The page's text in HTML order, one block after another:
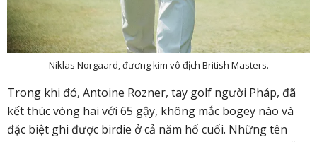
Niklas Norgaard, đương kim vô địch British Masters.
Trong khi đó, Antoine Rozner, tay golf người Pháp, đã
kết thúc vòng hai với 65 gậy, không mắc bogey nào và
đặc biệt ghi được birdie ở cả năm hố cuối. Những tên